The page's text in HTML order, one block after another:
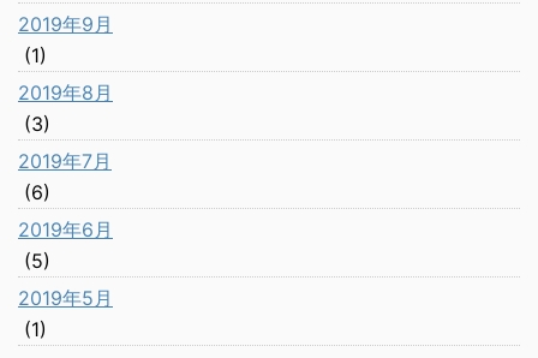
2019年9月
(1)
2019年8月
(3)
2019年7月
(6)
2019年6月
(5)
2019年5月
(1)